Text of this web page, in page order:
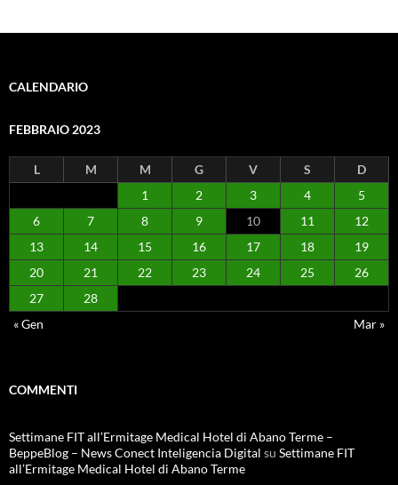
CALENDARIO
FEBBRAIO 2023
L M M G V S
D
1
2 3 4
5
6
7 8 9 10 11
12
13
14 15 16 17 18
19
20
21 22 23 24 25
26
27
28
« Gen
Mar »
COMMENTI
Settimane FIT all’Ermitage Medical Hotel di Abano Terme –
BeppeBlog – News Conect Inteligencia Digital su Settimane FIT
all’Ermitage Medical Hotel di Abano Terme